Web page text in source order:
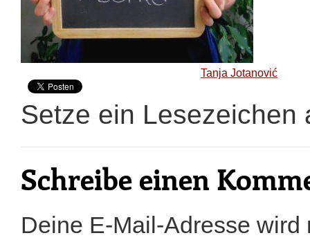
Tanja Jotanović
Setze ein
Schreibe einen
Deine E-Mail-Adresse wird